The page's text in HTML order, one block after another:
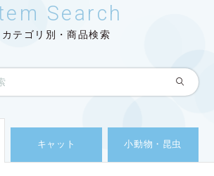
Search
カテゴリ別・商品検索
キャット 小動物・昆虫